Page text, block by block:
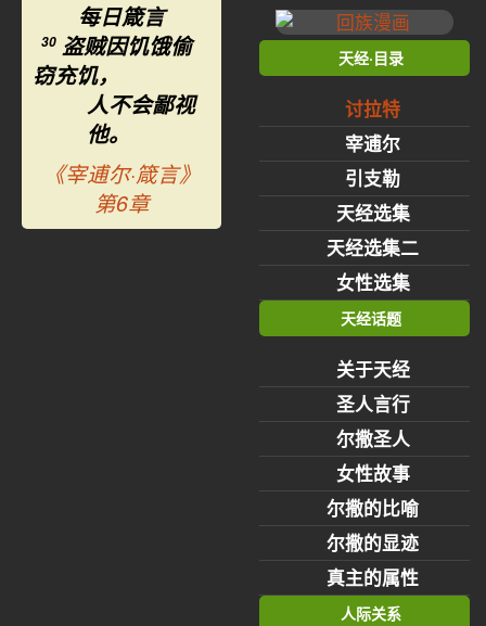
每日箴言
30 盗贼因饥饿偷
窃充饥，
人不会鄙视
他。
《宰逋尔·箴言》
第6章
天经·目录
讨拉特
宰逋尔
引支勒
天经选集
天经选集二
女性选集
天经话题
关于天经
圣人言行
尔撒圣人
女性故事
尔撒的比喻
尔撒的显迹
真主的属性
人际关系